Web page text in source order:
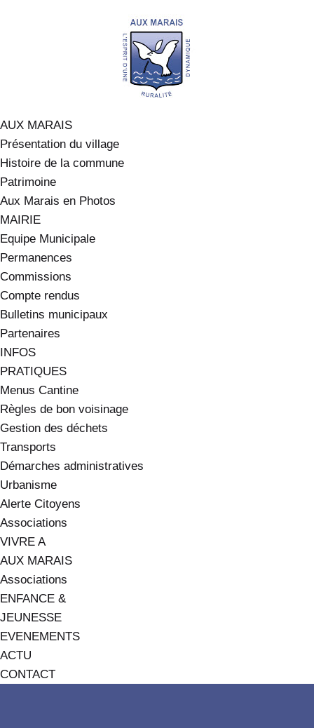
AUX MARAIS
Présentation du village
Histoire de la commune
Patrimoine
Aux Marais en Photos
MAIRIE
Equipe Municipale
Permanences
Commissions
Compte rendus
Bulletins municipaux
Partenaires
INFOS
PRATIQUES
Menus Cantine
Règles de bon voisinage
Gestion des déchets
Transports
Démarches administratives
Urbanisme
Alerte Citoyens
Associations
VIVRE A
AUX MARAIS
Associations
ENFANCE &
JEUNESSE
EVENEMENTS
ACTU
CONTACT